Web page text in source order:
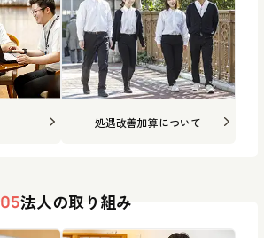
処遇改善加算について
05法人の取り組み